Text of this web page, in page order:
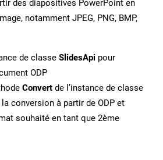
des diapositives PowerPoint en
notamment JPEG, PNG, BMP,
de classe SlidesApi pour
ODP
Convert de l’instance de classe
conversion à partir de ODP et
souhaité en tant que 2ème